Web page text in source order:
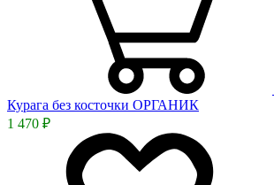
Курага без косточки ОРГАНИК
1 470 ₽